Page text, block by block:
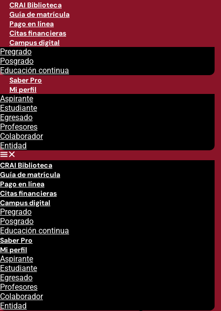
CRAI Biblioteca
Guía de matrícula
Pago en línea
Citas financieras
Campus digital
Pregrado
Posgrado
Educación continua
Saber Pro
Mi perfil
Aspirante
Estudiante
Egresado
Profesores
Colaborador
Entidad
CRAI Biblioteca
Guía de matrícula
Pago en línea
Citas financieras
Campus digital
Pregrado
Posgrado
Educación continua
Saber Pro
Mi perfil
Aspirante
Estudiante
Egresado
Profesores
Colaborador
Entidad